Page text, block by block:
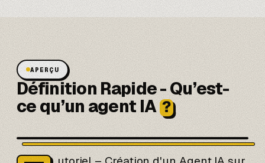
APERÇU
Définition Rapide - Qu’est-
ce qu’un agent IA?